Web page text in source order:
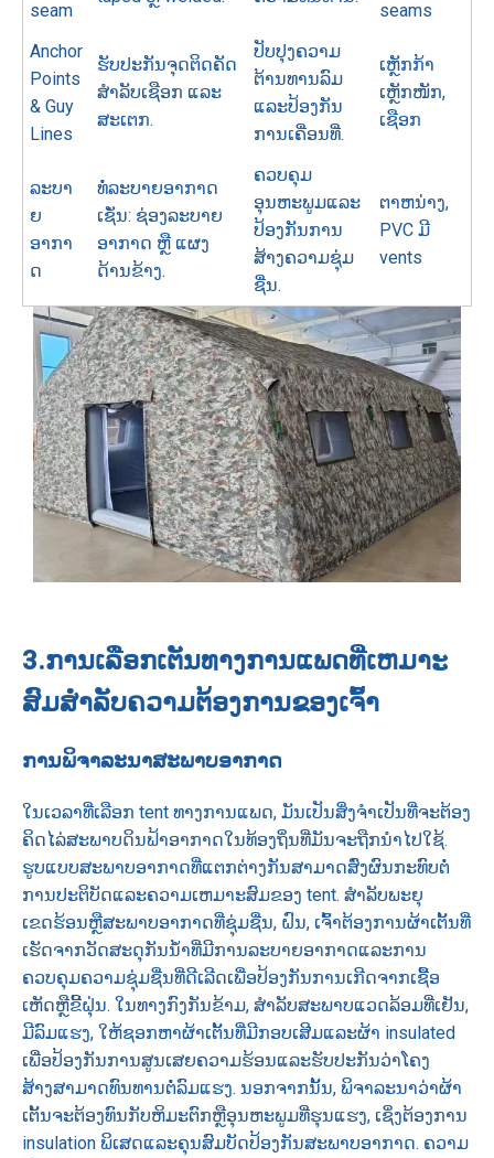
seam
seams
Anchor
Points
& Guy
Lines
ຮັບປະກັນຈຸດຕິດຄັດ
ສໍາລັບເຊືອກ ແລະ
ສະເຕກ.
ປັບປຸງຄວາມ
ຕ້ານທານລົມ
ແລະປ້ອງກັນ
ການເຄື່ອນທີ່.
ເຫຼັກກ້າ
ເຫຼັກໜັກ,
ເຊືອກ
ລະບາ
ຍ
ອາກາ
ດ
ທໍ່ລະບາຍອາກາດ
ເຊັ່ນ: ຊ່ອງລະບາຍ
ອາກາດ ຫຼື ແຜງ
ດ້ານຂ້າງ.
ຄວບຄຸມ
ອຸນຫະພູມແລະ
ປ້ອງກັນການ
ສ້າງຄວາມຊຸ່ມ
ຊື່ນ.
ຕາຫນ່າງ,
PVC ມີ
vents
3.ການເລືອກເຕັນທາງການແພດທີ່ເຫມາະ
ສົມສໍາລັບຄວາມຕ້ອງການຂອງເຈົ້າ
ການພິຈາລະນາສະພາບອາກາດ
ໃນເວລາທີ່ເລືອກ tent ທາງການແພດ, ມັນເປັນສິ່ງຈໍາເປັນທີ່ຈະຕ້ອງ
ຄິດໄລ່ສະພາບດິນຟ້າອາກາດໃນທ້ອງຖິ່ນທີ່ມັນຈະຖືກນໍາໄປໃຊ້.
ຮູບແບບສະພາບອາກາດທີ່ແຕກຕ່າງກັນສາມາດສົ່ງຜົນກະທົບຕໍ່
ການປະຕິບັດແລະຄວາມເຫມາະສົມຂອງ tent. ສໍາລັບພະຍຸ
ເຂດຮ້ອນຫຼືສະພາບອາກາດທີ່ຊຸ່ມຊື່ນ, ຝົນ, ເຈົ້າຕ້ອງການຜ້າເຕັ້ນທີ່
ເຮັດຈາກວັດສະດຸກັນນ້ໍາທີ່ມີການລະບາຍອາກາດແລະການ
ຄວບຄຸມຄວາມຊຸ່ມຊື່ນທີ່ດີເລີດເພື່ອປ້ອງກັນການເກີດຈາກເຊື້ອ
ເຫັດຫຼືຂີ້ຝຸ່ນ. ໃນທາງກົງກັນຂ້າມ, ສໍາລັບສະພາບແວດລ້ອມທີ່ເຢັນ,
ມີລົມແຮງ, ໃຫ້ຊອກຫາຜ້າເຕັ້ນທີ່ມີກອບເສີມແລະຜ້າ insulated
ເພື່ອປ້ອງກັນການສູນເສຍຄວາມຮ້ອນແລະຮັບປະກັນວ່າໂຄງ
ສ້າງສາມາດທົນທານຕໍ່ລົມແຮງ. ນອກຈາກນັ້ນ, ພິຈາລະນາວ່າຜ້າ
ເຕັ້ນຈະຕ້ອງທົນກັບຫິມະຕົກຫຼືອຸນຫະພູມທີ່ຮຸນແຮງ, ເຊິ່ງຕ້ອງການ
insulation ພິເສດແລະຄຸນສົມບັດປ້ອງກັນສະພາບອາກາດ. ຄວາມ